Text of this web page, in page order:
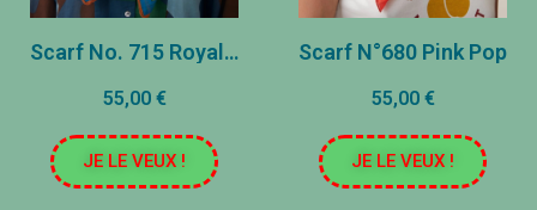
Scarf No. 715 Royal Blue
55,00 €
JE LE VEUX !
Scarf N°680 Pink Pop
55,00 €
JE LE VEUX !